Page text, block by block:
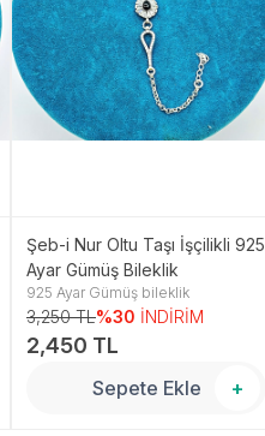
Şeb-i Nur Oltu Taşı İşçilikli 925
Ayar Gümüş Bileklik
925 Ayar Gümüş bileklik
3,250 TL%30 İNDİRİM
2,450 TL
Sepete Ekle +